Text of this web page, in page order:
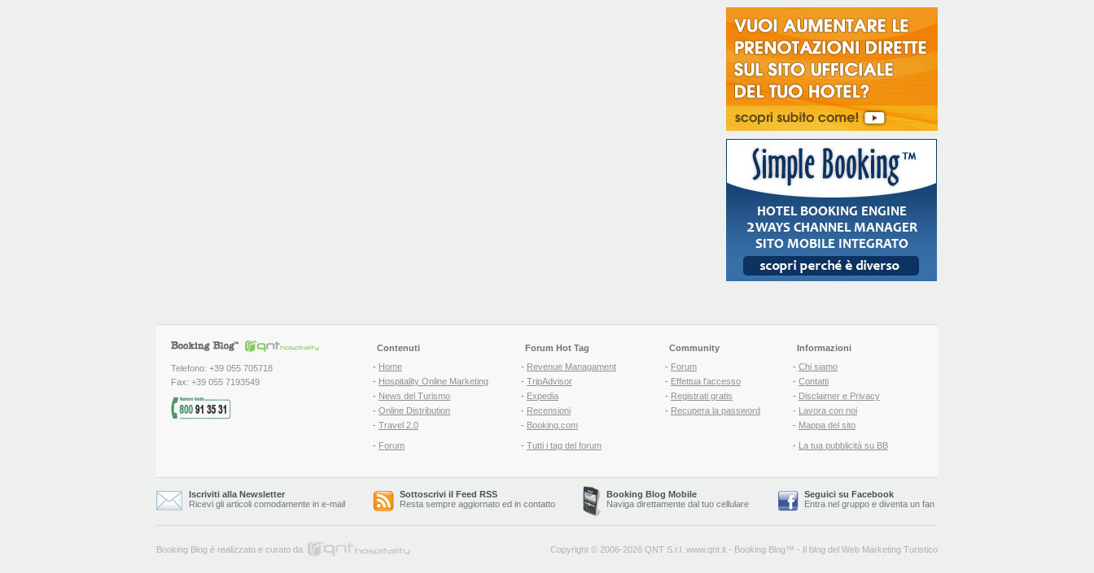
Telefono: +39 055 705718
Fax: +39 055 7193549
Contenuti
- Home
- Hospitality Online Marketing
- News del Turismo
- Online Distribution
- Travel 2.0
- Forum
Forum Hot Tag
- Revenue Managament
- TripAdvisor
- Expedia
- Recensioni
- Booking.com
- Tutti i tag del forum
Community
- Forum
- Effettua l'accesso
- Registrati gratis
- Recupera la password
Informazioni
- Chi siamo
- Contatti
- Disclaimer e Privacy
- Lavora con noi
- Mappa del sito
- La tua pubblicità su BB
Iscriviti alla Newsletter
Ricevi gli articoli comodamente in e-mail
Sottoscrivi il Feed RSS
Resta sempre aggiornato ed in contatto
Booking Blog Mobile
Naviga direttamente dal tuo cellulare
Seguici su Facebook
Entra nel gruppo e diventa un fan
Booking Blog è realizzato e curato da Copyright © 2006-2026 QNT S.r.l. www.qnt.it - Booking Blog™ - Il blog del Web Marketing Turistico